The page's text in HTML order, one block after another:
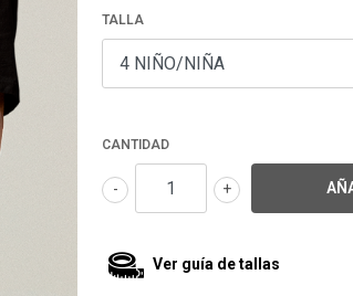
TALLA
CANTIDAD
+
-
Ver guía de tallas